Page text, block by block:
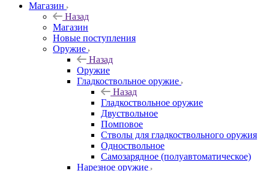
Магазин
Назад
Магазин
Новые поступления
Оружие
Назад
Оружие
Гладкоствольное оружие
Назад
Гладкоствольное оружие
Двуствольное
Помповое
Стволы для гладкоствольного оружия
Одноствольное
Самозарядное (полуавтоматическое)
Нарезное оружие